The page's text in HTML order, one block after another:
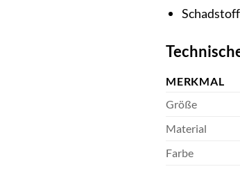
MERKMAL
Größe
Material
Farbe